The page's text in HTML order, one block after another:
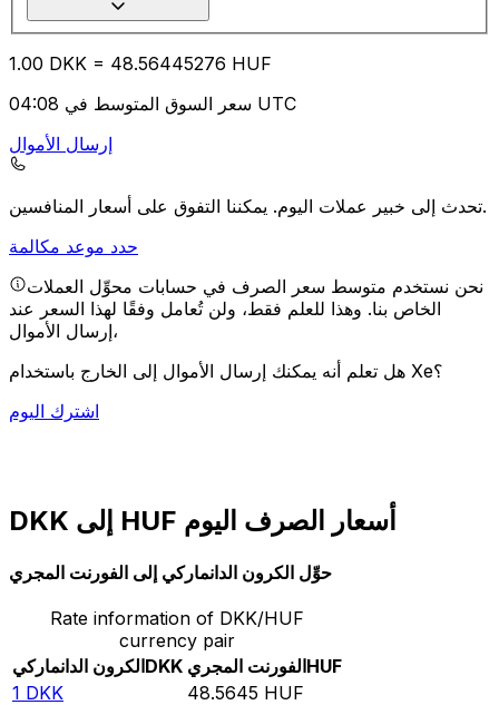
1.00 DKK = 48.56445276 HUF
سعر السوق المتوسط في 04:08 UTC
إرسال الأموال
تحدث إلى خبير عملات اليوم.يمكننا التفوق على أسعار المنافسين.
حدد موعد مكالمة
نحن نستخدم متوسط سعر الصرف في حسابات محوِّل العملات
الخاص بنا. وهذا للعلم فقط، ولن تُعامل وفقًا لهذا السعر عند
إرسال الأموال،
هل تعلم أنه يمكنك إرسال الأموال إلى الخارج باستخدام Xe؟
اشترك اليوم
DKK إلى HUF أسعار الصرف اليوم
حوِّل الكرون الدانماركي إلى الفورنت المجري
Rate information of DKK/HUF
currency pair
الكرون الدانماركيDKK الفورنت المجريHUF
1 DKK 48.5645 HUF